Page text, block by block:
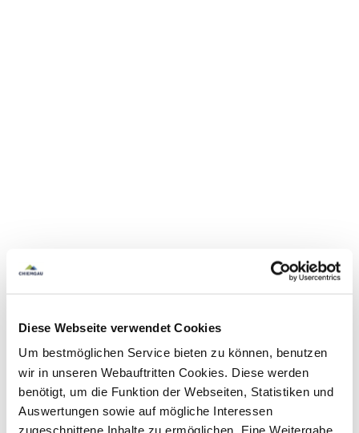
Diese Webseite verwendet Cookies
Um bestmöglichen Service bieten zu können, benutzen
wir in unseren Webauftritten Cookies. Diese werden
benötigt, um die Funktion der Webseiten, Statistiken und
Auswertungen sowie auf mögliche Interessen
zugeschnittene Inhalte zu ermöglichen. Eine Weitergabe